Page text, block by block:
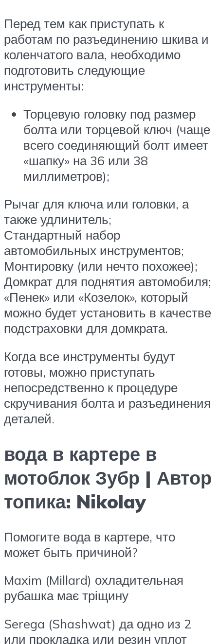
Перед тем как приступать к
работам по разъединению шкива и
коленчатого вала, необходимо
подготовить следующие
инструменты:
Торцевую головку под размер
болта или торцевой ключ (чаще
всего соединяющий болт имеет
«шапку» на 36 или 38
миллиметров);
Рычаг для ключа или головки, а
также удлинитель;
Стандартный набор
автомобильных инструментов;
Монтировку (или нечто похожее);
Домкрат для поднятия автомобиля;
«Пенек» или «Козелок», который
можно будет установить в качестве
подстраховки для домкрата.
Когда все инструменты будут
готовы, можно приступать
непосредственно к процедуре
скручивания болта и разъединения
деталей.
вода в картере в
мотоблок Зубр | Автор
топика: Nikolay
Помогите вода в картере, что
может быть причиной?
Maxim (Millard) охладительная
рубашка має тріщину
Serega (Shashwat) да одно из 2
или прокладка или резин уплот